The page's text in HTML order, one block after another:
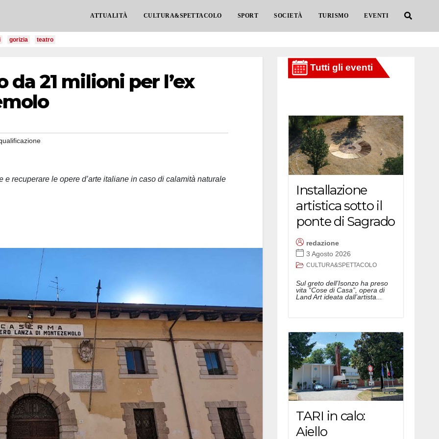
ATTUALITÀ CULTURA&SPETTACOLO SPORT SOCIETÀ TURISMO EVENTI
gorizia teatro
da 21 milioni per l’ex
recuperare le opere d’arte italiane in caso di calamità naturale
Installazione
artistica sotto il
ponte di Sagrado
redazione
3 Agosto 2026
CULTURA&SPETTACOLO
Sul greto dell’Isonzo ha preso
vita “Cose di Casa”, opera di
Land Art ideata dall’artista...
TARI in calo:
Aiello